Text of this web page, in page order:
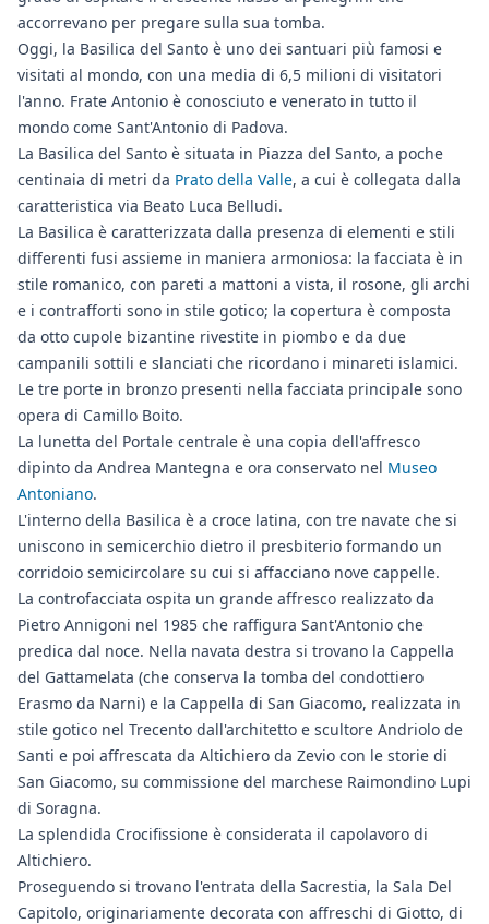
accorrevano per pregare sulla sua tomba.
Oggi, la Basilica del Santo è uno dei santuari più famosi e
visitati al mondo, con una media di 6,5 milioni di visitatori
l'anno. Frate Antonio è conosciuto e venerato in tutto il
mondo come Sant'Antonio di Padova.
La Basilica del Santo è situata in Piazza del Santo, a poche
centinaia di metri da Prato della Valle, a cui è collegata dalla
caratteristica via Beato Luca Belludi.
La Basilica è caratterizzata dalla presenza di elementi e stili
differenti fusi assieme in maniera armoniosa: la facciata è in
stile romanico, con pareti a mattoni a vista, il rosone, gli archi
e i contrafforti sono in stile gotico; la copertura è composta
da otto cupole bizantine rivestite in piombo e da due
campanili sottili e slanciati che ricordano i minareti islamici.
Le tre porte in bronzo presenti nella facciata principale sono
opera di Camillo Boito.
La lunetta del Portale centrale è una copia dell'affresco
dipinto da Andrea Mantegna e ora conservato nel Museo
Antoniano.
L'interno della Basilica è a croce latina, con tre navate che si
uniscono in semicerchio dietro il presbiterio formando un
corridoio semicircolare su cui si affacciano nove cappelle.
La controfacciata ospita un grande affresco realizzato da
Pietro Annigoni nel 1985 che raffigura Sant'Antonio che
predica dal noce. Nella navata destra si trovano la Cappella
del Gattamelata (che conserva la tomba del condottiero
Erasmo da Narni) e la Cappella di San Giacomo, realizzata in
stile gotico nel Trecento dall'architetto e scultore Andriolo de
Santi e poi affrescata da Altichiero da Zevio con le storie di
San Giacomo, su commissione del marchese Raimondino Lupi
di Soragna.
La splendida Crocifissione è considerata il capolavoro di
Altichiero.
Proseguendo si trovano l'entrata della Sacrestia, la Sala Del
Capitolo, originariamente decorata con affreschi di Giotto, di